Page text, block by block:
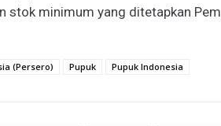
stok minimum yang ditetapkan
(Persero) Pupuk Pupuk Indonesia